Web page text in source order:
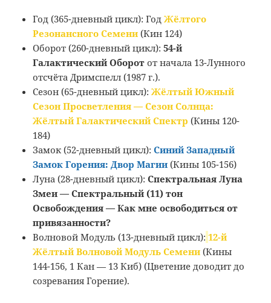
Год (365-дневный цикл): ГодЖёлтого
Резонансного Семени (Кин 124)
Оборот (260-дневный цикл):54-й
Галактический Оборот от начала 13-Лунного
отсчёта Дримспелл (1987 г.).
Сезон (65-дневный цикл):Жёлтый Южный
Сезон Просветления — Сезон Солнца:
Жёлтый Галактический Спектр (Кины 120-
184)
Замок (52-дневный цикл):Синий Западный
Замок Горения: Двор Магии (Кины 105-156)
Луна (28-дневный цикл):Спектральная Луна
Змеи — Спектральный (11) тон
Освобождения — Как мне освободиться от
привязанности?
Волновой Модуль (13-дневный цикл): 12-й
Жёлтый Волновой Модуль Семени(Кины
144-156, 1 Кан — 13 Киб) (Цветение доводит до
созревания Горение).